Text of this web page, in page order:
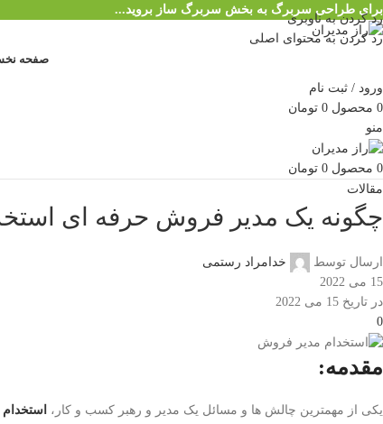
رد کردن به ناوبری
رد کردن به محتوای اصلی
برای طراحی سربرگ به بخش سربرگ ساز بروید...
صفحه
ورود / ثبت نام
0 محصول 0 تومان
منو
0 محصول 0 تومان
مقالات
چگونه یک مدیر فروش حرفه ای
ارسال توسط
خدامراد رستمی
15 می 2022
در تاریخ 15 می 2022
0
مقدمه:
یکی از مهمترین چالش ها و مسائل یک مدیر و رهبر کسب و کار،